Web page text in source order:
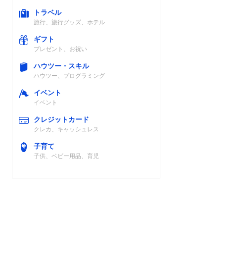
トラベル
旅行、旅行グッズ、ホテル
ギフト
プレゼント、お祝い
ハウツー・スキル
ハウツー、プログラミング
イベント
イベント
クレジットカード
クレカ、キャッシュレス
子育て
子供、ベビー用品、育児